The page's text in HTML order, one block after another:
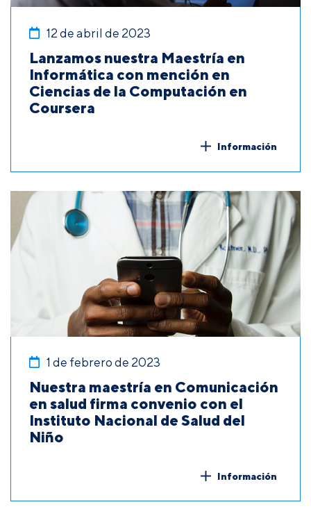
12 de abril de 2023
Lanzamos nuestra Maestría en
Informática con mención en
Ciencias de la Computación en
Coursera
Información
1 de febrero de 2023
Nuestra maestría en Comunicación
en salud firma convenio con el
Instituto Nacional de Salud del
Niño
Información